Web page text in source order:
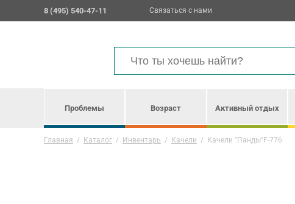
8 (495) 540-47-11 Связаться с нами
Проблемы Возраст Активный отдых
Главная / Каталог / Инвентарь / Качели / Качели "Панды"F-776